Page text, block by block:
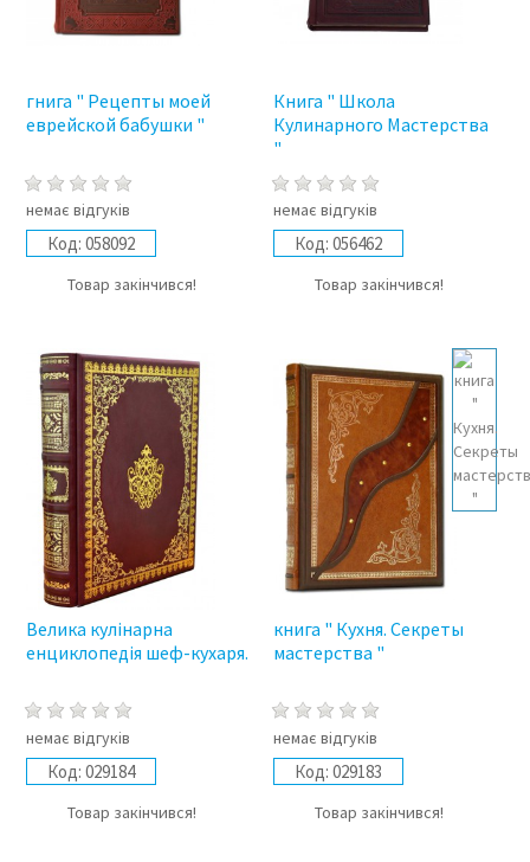
гнига " Рецепты моей
еврейской бабушки "
немає відгуків
Код: 058092
Товар закінчився!
Книга " Школа
Кулинарного Мастерства
"
немає відгуків
Код: 056462
Товар закінчився!
Велика кулінарна
енциклопедія шеф-кухаря.
немає відгуків
Код: 029184
Товар закінчився!
книга " Кухня. Секреты
мастерства "
немає відгуків
Код: 029183
Товар закінчився!